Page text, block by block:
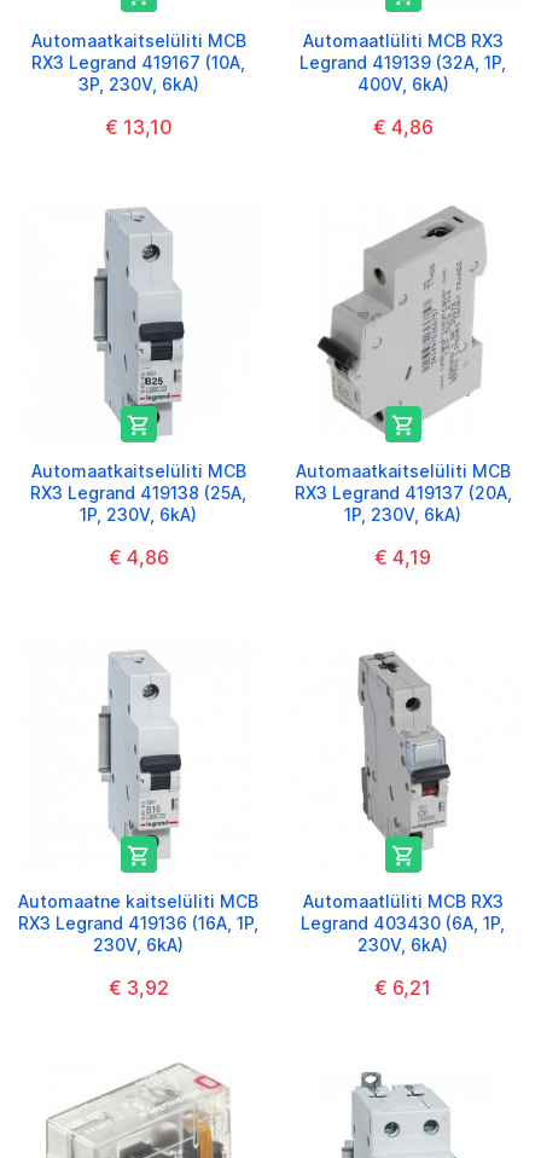
Automaatkaitselüliti MCB
RX3 Legrand 419167 (10A,
3P, 230V, 6kA)
€ 13,10
Automaatlüliti MCB RX3
Legrand 419139 (32A, 1P,
400V, 6kA)
€ 4,86

Automaatkaitselüliti MCB
RX3 Legrand 419138 (25A,
1P, 230V, 6kA)
€ 4,86

Automaatkaitselüliti MCB
RX3 Legrand 419137 (20A,
1P, 230V, 6kA)
€ 4,19

Automaatne kaitselüliti MCB
RX3 Legrand 419136 (16A, 1P,
230V, 6kA)
€ 3,92

Automaatlüliti MCB RX3
Legrand 403430 (6A, 1P,
230V, 6kA)
€ 6,21